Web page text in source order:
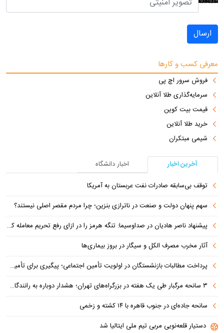
ارسال
معرفی کسب و کارها
فروش سرور اچ پی
سرمایه‌گذاری طلا آنلاین
قیمت بیت کوین
خرید طلا آنلاین
شیمی مبتکران
آخرین اخبار
اخبار دانشگاه
توقف بی‌سابقه صادرات نفت عربستان به آمریکا
سهم پنهان دولت و صنعت در ناترازی بنزین؛ چرا مردم مقصر اصلی نیستند؟
پیشنهاد ناصر هادیان در صداوسیما: تنگه هرمز را در ازای رفع تحریم معامله کنیم
آثار مخرب مصرف الکل و سیگار در بروز بیماری‌ها
پرداخت مطالبات بازنشستگان در اولویت تأمین اجتماعی؛ پیگیری برای تأمین منابع ادامه دارد
۳ سانحه مرگبار طی یک هفته در بزرگراه‌های تهران؛ هشدار دوباره به رانندگان و عابران
سانحه جاده‌ای در جنوب قاهره با ۱۴ کشته و زخمی
دستیار قلعه‌نویی مربی تیم ملی ایتالیا شد